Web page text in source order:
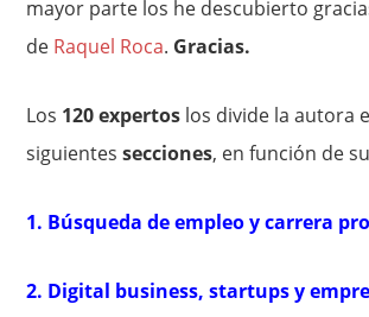
mayor parte los he descubierto
de Raquel Roca. Gracias.
Los 120 expertos los divide la autora
siguientessecciones, en función de
1. Búsqueda de empleo y carrera
2. Digital business, startups y